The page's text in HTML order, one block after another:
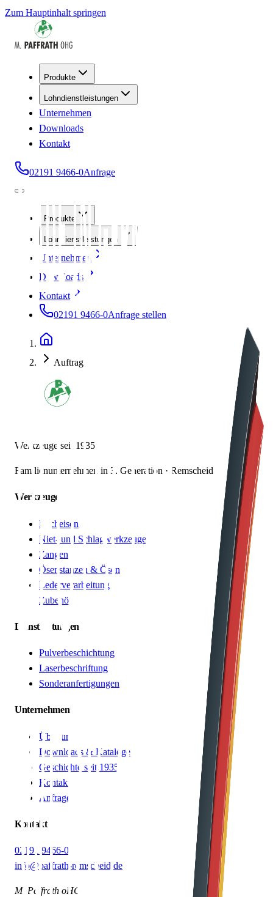
Zum Hauptinhalt springen
Produkte
Lohndienstleistungen
Unternehmen
Downloads
Kontakt
02191 9466-0Anfrage
Produkte
Lohndienstleistungen
Unternehmen
Downloads
Kontakt
02191 9466-0Anfrage stellen
Auftrag
Werkzeuge seit 1935
Familienunternehmen in 3. Generation · Remscheid
Werkzeuge
Locheisen
Niet- und Schlagwerkzeuge
Zangen
Ösenstanzen & Ösen
Lederverarbeitung
Zubehör
Dienstleistungen
Pulverbeschichtung
Laserbeschriftung
Sonderanfertigungen
Unternehmen
Über uns
Downloads & Kataloge
Geschichte seit 1935
Kontakt
Anfrage
Kontakt
02191 9466-0
info@paffrath-remscheid.de
M. Paffrath oHG